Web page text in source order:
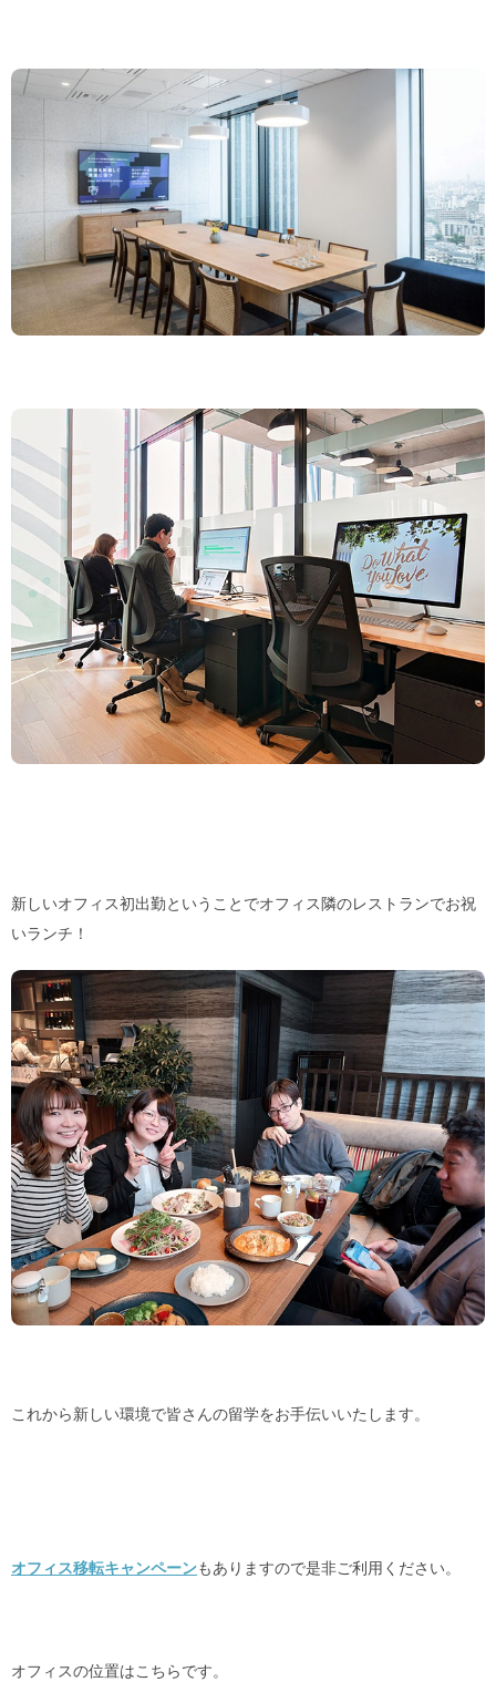
新しいオフィス初出勤ということでオフィス隣のレストランでお祝
いランチ！
これから新しい環境で皆さんの留学をお手伝いいたします。
オフィス移転キャンペーンもありますので是非ご利用ください。
オフィスの位置はこちらです。